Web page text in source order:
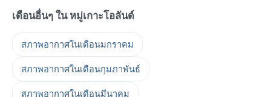
เดือนอื่นๆ ใน หมู่เกาะโอลันด์
สภาพอากาศในเดือนมกราคม
สภาพอากาศในเดือนกุมภาพันธ์
สภาพอากาศในเดือนมีนาคม